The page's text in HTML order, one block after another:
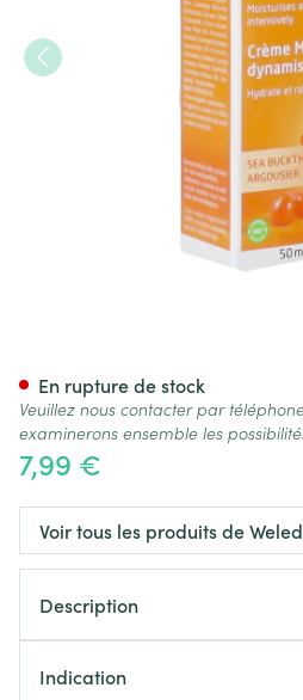
7,99 €
En rupture de stock
Veuillez nous contacter par
examinerons ensemble les
Voir tous les produits de
Description
Indication